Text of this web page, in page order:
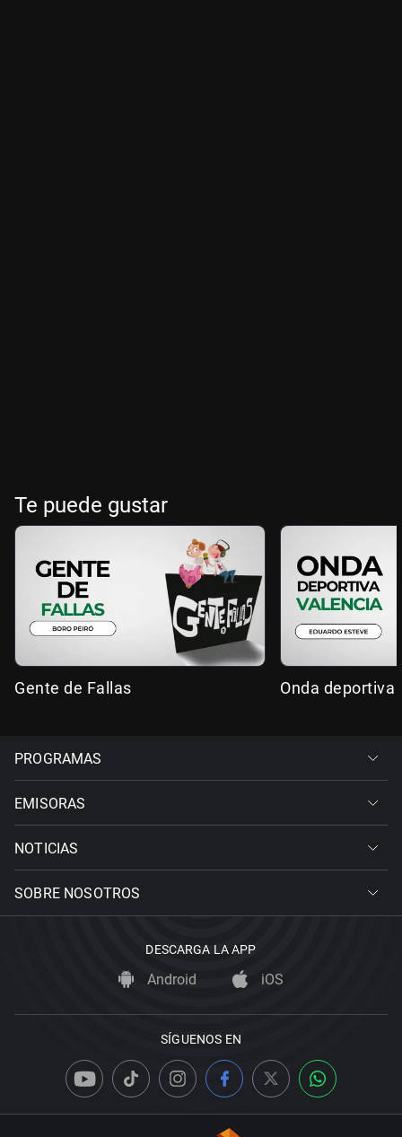
Te puede gustar
Gente de Fallas Onda deportiva
PROGRAMAS
EMISORAS
NOTICIAS
SOBRE NOSOTROS
DESCARGA LA APP
Android iOS
SÍGUENOS EN